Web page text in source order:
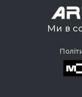
Ми в